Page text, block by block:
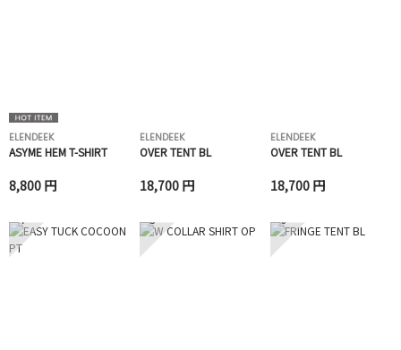
ELENDEEK
ASYME HEM T-SHIRT
8,800 円
ELENDEEK
OVER TENT BL
18,700 円
ELENDEEK
OVER TENT BL
18,700 円
4 5 6